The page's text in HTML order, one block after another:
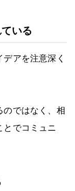
いる
アを注意深く
のではなく、相
とでコミュニ